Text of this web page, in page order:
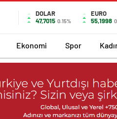
DOLAR
47,7015 0.15%
EURO
55,1998
Ekonomi Spor